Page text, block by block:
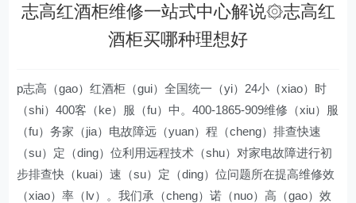
志高红酒柜维修一站式中心解说۞志高红
酒柜买哪种理想好
p志高（gao）红酒柜（gui）全国统一（yi）24小（xiao）时
（shi）400客（ke）服（fu）中。400-1865-909维修（xiu）服
（fu）务家（jia）电故障远（yuan）程（cheng）排查快速
（su）定（ding）位利用远程技术（shu）对家电故障进行初
步排查快（kuai）速（su）定（ding）位问题所在提高维修效
（xiao）率（lv）。我们承（cheng）诺（nuo）高（gao）效